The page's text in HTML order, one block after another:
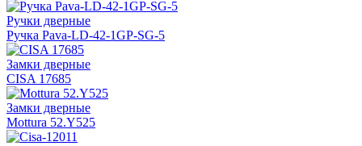
Ручки дверные
Ручка Pava-LD-42-1GP-SG-5
Замки дверные
CISA 17685
Замки дверные
Mottura 52.Y525